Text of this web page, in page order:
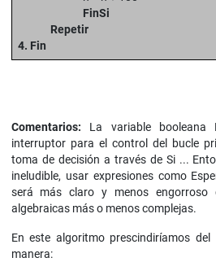
FinSi
Repetir
4. Fin
Comentarios: La variable booleana
interruptor para el control del bucle
toma de decisión a través de Si ...
ineludible, usar expresiones como
será más claro y menos engorroso
algebraicas más o menos complejas.
En este algoritmo prescindiríamos
manera: